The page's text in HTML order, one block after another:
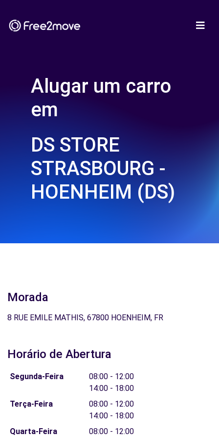
Alugar um carro
em
DS STORE
STRASBOURG -
HOENHEIM (DS)
Morada
8 RUE EMILE MATHIS, 67800 HOENHEIM, FR
Horário de Abertura
Segunda-Feira
08:00 - 12:00
14:00 - 18:00
Terça-Feira
08:00 - 12:00
14:00 - 18:00
Quarta-Feira
08:00 - 12:00